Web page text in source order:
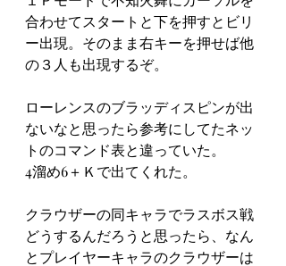
合わせてスタートと下を押すとビリ
ー出現。そのまま右キーを押せば他
の３人も出現するぞ。
ローレンスのブラッディスピンが出
ないなと思ったら参考にしてたネッ
トのコマンド表と違っていた。
4溜め6＋Ｋで出てくれた。
クラウザーの同キャラでラスボス戦
どうするんだろうと思ったら、なん
とプレイヤーキャラのクラウザーは